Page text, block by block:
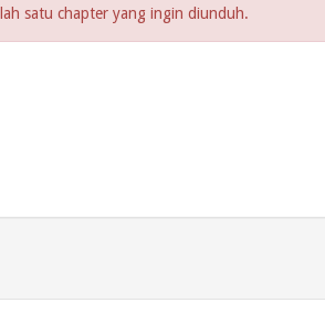
satu chapter yang ingin diunduh.